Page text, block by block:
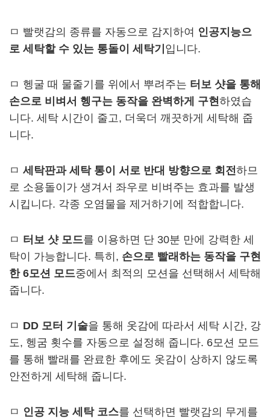
ㅁ 빨랫감의 종류를 자동으로 감지하여 인공지능으
로 세탁할 수 있는 통돌이 세탁기 입니다.
ㅁ 헹굴 때 물줄기를 위에서 뿌려주는 터보 샷을 통해
손으로 비벼서 헹구는 동작을 완벽하게 구현하였습
니다. 세탁 시간이 줄고, 더욱더 깨끗하게 세탁해 줍
니다.
ㅁ 세탁판과 세탁 통이 서로 반대 방향으로 회전하므
로 소용돌이가 생겨서 좌우로 비벼주는 효과를 발생
시킵니다. 각종 오염물을 제거하기에 적합합니다.
ㅁ 터보 샷 모드를 이용하면 단 30분 만에 강력한 세
탁이 가능합니다. 특히, 손으로 빨래하는 동작을 구현
한 6모션 모드중에서 최적의 모션을 선택해서 세탁해
줍니다.
ㅁ DD 모터 기술을 통해 옷감에 따라서 세탁 시간, 강
도, 헹굼 횟수를 자동으로 설정해 줍니다. 6모션 모드
를 통해 빨래를 완료한 후에도 옷감이 상하지 않도록
안전하게 세탁해 줍니다.
ㅁ 인공 지능 세탁 코스를 선택하면 빨랫감의 무게를